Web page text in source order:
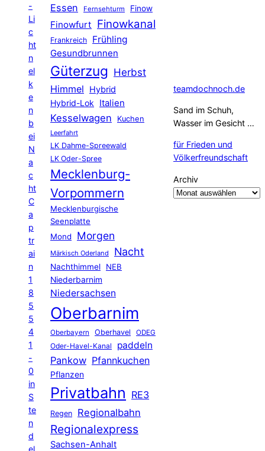
-
Li
c
ht
n
el
k
e
n
b
ei
N
a
c
ht
C
a
p
tr
ai
n
1
8
5
5
4
1
-
0
in
S
te
n
d
Essen Fernsehturm Finow
Finowfurt Finowkanal
Frankreich Frühling
Gesundbrunnen
Güterzug Herbst
Himmel
Hybrid
Hybrid-Lok Italien
Kesselwagen Kuchen
Leerfahrt
LK Dahme-Spreewald
LK Oder-Spree
Mecklenburg-
Vorpommern
Mecklenburgische
Seenplatte
Mond
Morgen
Märkisch Oderland Nacht
Nachthimmel
NEB
Niederbarnim
Niedersachsen
Oberbarnim
Oberbayern Oberhavel ODEG
Oder-Havel-Kanal paddeln
Pankow Pfannkuchen
Pflanzen
Privatbahn RE3
Regen Regionalbahn
Regionalexpress
Sachsen-Anhalt
teamdochnoch.de
Sand im Schuh,
Wasser im Gesicht …
für Frieden und
Völkerfreundschaft
Archiv